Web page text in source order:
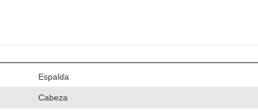
Espalda
Cabeza